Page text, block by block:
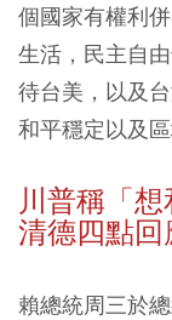
個國家有權利
生活，民主自
待台美，以及
和平穩定以及區
川普稱「
清德四點回
賴總統周三於